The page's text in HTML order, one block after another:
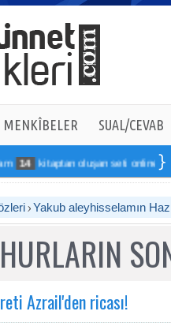
MENKÎBELER SUAL/CEVAB
kitaptan oluşan seti online sipariş
Yakub aleyhisselamın
Azrail'den ricası!